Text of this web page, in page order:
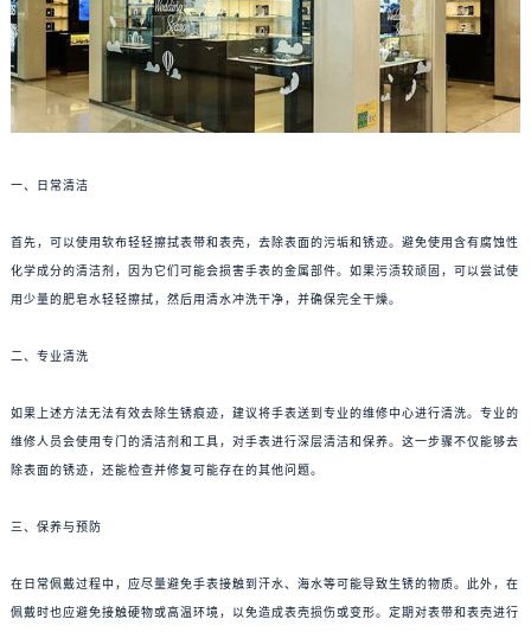
一、日常清洁
首先，可以使用软布轻轻擦拭表带和表壳，去除表面的污垢和锈迹。避免使用含有腐蚀性
化学成分的清洁剂，因为它们可能会损害手表的金属部件。如果污渍较顽固，可以尝试使
用少量的肥皂水轻轻擦拭，然后用清水冲洗干净，并确保完全干燥。
二、专业清洗
如果上述方法无法有效去除生锈痕迹，建议将手表送到专业的维修中心进行清洗。专业的
维修人员会使用专门的清洁剂和工具，对手表进行深层清洁和保养。这一步骤不仅能够去
除表面的锈迹，还能检查并修复可能存在的其他问题。
三、保养与预防
在日常佩戴过程中，应尽量避免手表接触到汗水、海水等可能导致生锈的物质。此外，在
佩戴时也应避免接触硬物或高温环境，以免造成表壳损伤或变形。定期对表带和表壳进行